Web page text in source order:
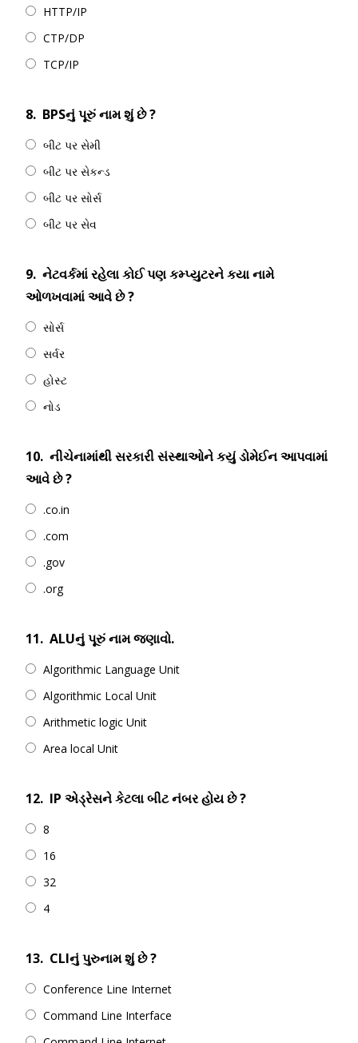
HTTP/IP
CTP/DP
TCP/IP
8. BPSનું પૂરું નામ શું છે ?
બીટ પર સેમી
બીટ પર સેકન્ડ
બીટ પર સોર્સ
બીટ પર સેવ
9. નેટવર્કમાં રહેલા કોઈ પણ કમ્પ્યુટરને કયા નામે
ઓળખવામાં આવે છે ?
સોર્સ
સર્વર
હોસ્ટ
નોડ
10. નીચેનામાંથી સરકારી સંસ્થાઓને કયું ડોમેઈન આપવામાં
આવે છે ?
.co.in
.com
.gov
.org
11. ALUનું પૂરું નામ જણાવો.
Algorithmic Language Unit
Algorithmic Local Unit
Arithmetic logic Unit
Area local Unit
12. IP એડ્રેસને કેટલા બીટ નંબર હોય છે ?
8
16
32
4
13. CLIનું પુરુનામ શું છે ?
Conference Line Internet
Command Line Interface